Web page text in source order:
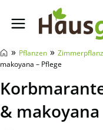
» Pflanzen »
makoyana – Pflege
& makoyana